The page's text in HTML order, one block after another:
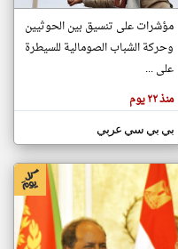
تغيير الدولة
الصومال على مدار الساعة
العاجلة والمباشرة
مؤشرات على تنسيق بين الحوثيين
وحركة الشباب الصومالية للسيطرة
على ...
منذ ٢٢ يوم
بي بي سي عربي
klyoum.com